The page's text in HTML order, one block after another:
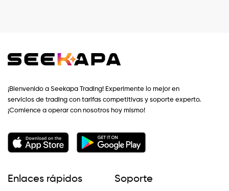
¡Bienvenido a Seekapa Trading! Experimente lo mejor en
servicios de trading con tarifas competitivas y soporte experto.
¡Comience a operar con nosotros hoy mismo!
Enlaces rápidos Soporte